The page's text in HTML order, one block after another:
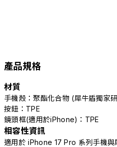
產品規格
材質
手機殼：聚酯化合物 (犀牛盾獨家
按鈕：TPE
鏡頭框(適用於iPhone)：TPE
相容性資訊
適用於 iPhone 17 Pro 系列手機